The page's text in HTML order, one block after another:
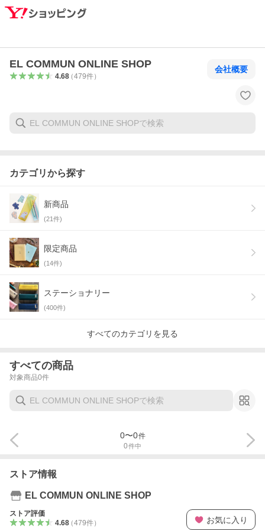
EL COMMUN ONLINE SHOP
4.68（479件）
会社概要
カテゴリから探す
新商品
(21件)
限定商品
(14件)
ステーショナリー
(400件)
すべてのカテゴリを見る
すべての商品
対象商品0件
0件中
0〜0件
ストア情報
EL COMMUN ONLINE SHOP
ストア評価
4.68（479件） お気に入り